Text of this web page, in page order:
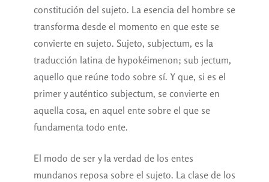
constitución del sujeto. La esencia del hombre se
transforma desde el momento en que este se
convierte en sujeto. Sujeto, subjectum, es la
traducción latina de hypokéimenon; sub jectum,
aquello que reúne todo sobre sí. Y que, si es el
primer y auténtico subjectum, se convierte en
aquella cosa, en aquel ente sobre el que se
fundamenta todo ente.
El modo de ser y la verdad de los entes
mundanos reposa sobre el sujeto. La clase de los